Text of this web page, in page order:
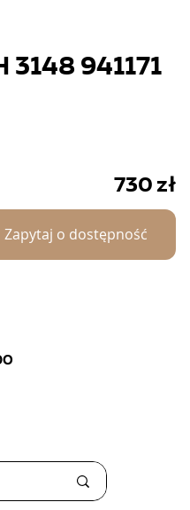
3148 941171
730zł
Zapytaj o dostępność